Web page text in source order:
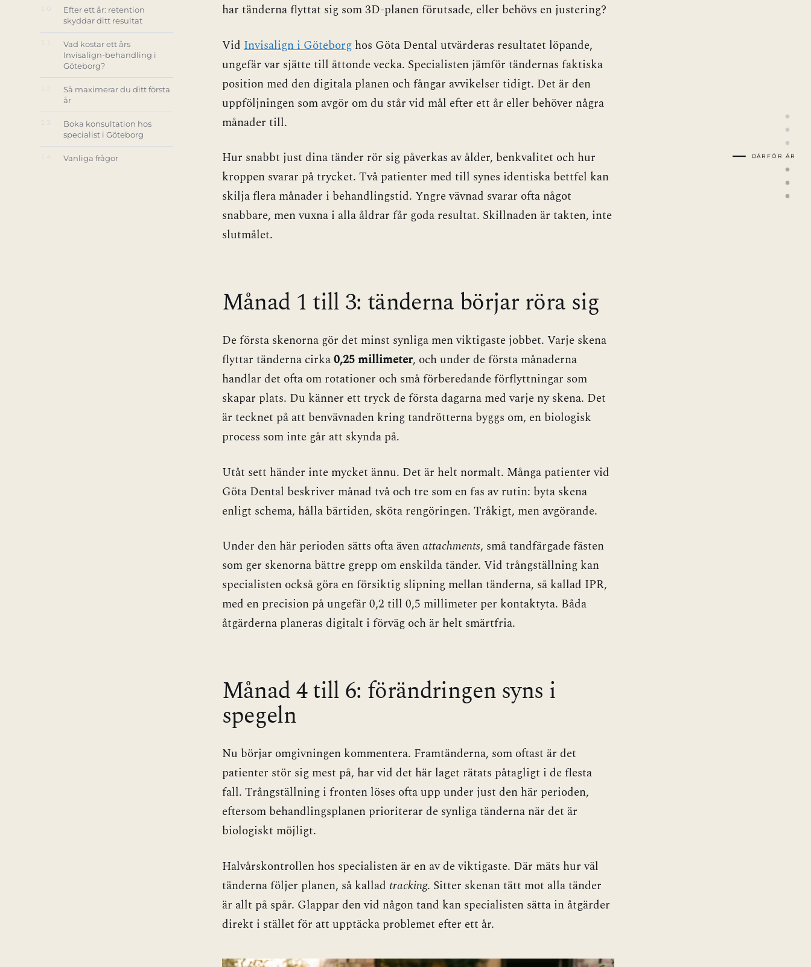
Efter ett år: retention
skyddar ditt resultat
Vad kostar ett års
Invisalign-behandling i
Göteborg?
Så maximerar du ditt första
år
13
Boka konsultation hos
specialist i Göteborg
14 Vanliga frågor
har tänderna flyttat sig som 3D-planen förutsade, eller behövs en justering?
VidInvisalign i Göteborghos Göta Dental utvärderas resultatet löpande,
ungefär var sjätte till åttonde vecka. Specialisten jämför tändernas faktiska
position med den digitala planen och fångar avvikelser tidigt. Det är den
uppföljningen som avgör om du står vid mål efter ett år eller behöver några
månader till.
Hur snabbt just dina tänder rör sig påverkas av ålder, benkvalitet och hur
kroppen svarar på trycket. Två patienter med till synes identiska bettfel kan
skilja flera månader i behandlingstid. Yngre vävnad svarar ofta något
snabbare, men vuxna i alla åldrar får goda resultat. Skillnaden är takten, inte
slutmålet.
Månad 1 till 3: tänderna börjar röra sig
De första skenorna gör det minst synliga men viktigaste jobbet. Varje skena
flyttar tänderna cirka0,25 millimeter, och under de första månaderna
handlar det ofta om rotationer och små förberedande förflyttningar som
skapar plats. Du känner ett tryck de första dagarna med varje ny skena. Det
är tecknet på att benvävnaden kring tandrötterna byggs om, en biologisk
process som inte går att skynda på.
Utåt sett händer inte mycket ännu. Det är helt normalt. Många patienter vid
Göta Dental beskriver månad två och tre som en fas av rutin: byta skena
enligt schema, hålla bärtiden, sköta rengöringen. Tråkigt, men avgörande.
Under den här perioden sätts ofta även attachments, små tandfärgade fästen
som ger skenorna bättre grepp om enskilda tänder. Vid trångställning kan
specialisten också göra en försiktig slipning mellan tänderna, så kallad IPR,
med en precision på ungefär 0,2 till 0,5 millimeter per kontaktyta. Båda
åtgärderna planeras digitalt i förväg och är helt smärtfria.
Månad 4 till 6: förändringen syns i
spegeln
Nu börjar omgivningen kommentera. Framtänderna, som oftast är det
patienter stör sig mest på, har vid det här laget rätats påtagligt i de flesta
fall. Trångställning i fronten löses ofta upp under just den här perioden,
eftersom behandlingsplanen prioriterar de synliga tänderna när det är
biologiskt möjligt.
Halvårskontrollen hos specialisten är en av de viktigaste. Där mäts hur väl
tänderna följer planen, så kallad tracking. Sitter skenan tätt mot alla tänder
är allt på spår. Glappar den vid någon tand kan specialisten sätta in åtgärder
direkt i stället för att upptäcka problemet efter ett år.
DÄRFÖR ÄR